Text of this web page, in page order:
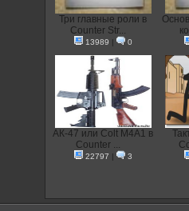
Три главные роли в
Counter Str...
13989 | 0
АК-47 или Colt M4A1 в
Counter ...
22797 | 3